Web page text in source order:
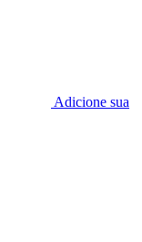
Adicione sua